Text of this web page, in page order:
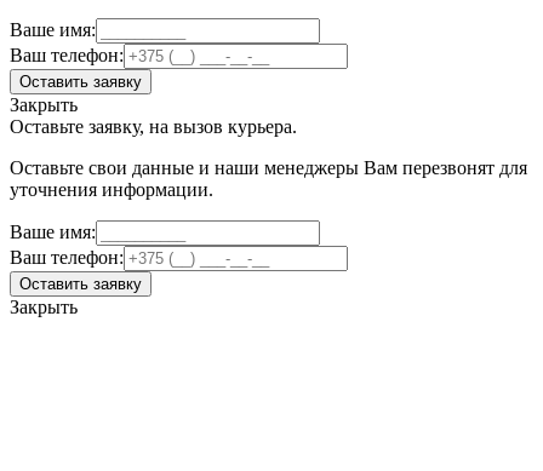
Ваше имя:
Ваш телефон:
Оставить заявку
Закрыть
Оставьте заявку, на вызов курьера.
Оставьте свои данные и наши менеджеры Вам перезвонят для
уточнения информации.
Ваше имя:
Ваш телефон:
Оставить заявку
Закрыть